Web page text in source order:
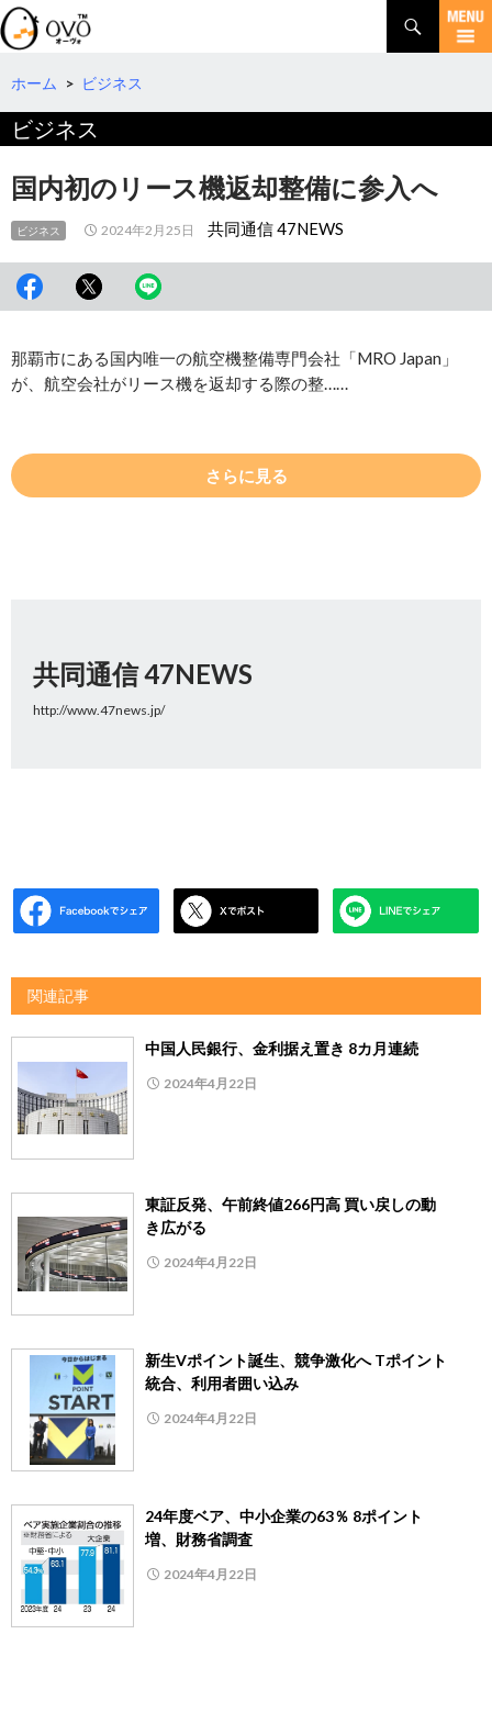
検
索
コ
テ
へ
移
動
ホーム > ビジネス
ビジネス
国内初のリース機返却整備に参入へ
ビジネス 2024年2月25日 共同通信 47NEWS
那覇市にある国内唯一の航空機整備専門会社「MRO Japan」
が、航空会社がリース機を返却する際の整……
さらに見る
共同通信 47NEWS
http://www.47news.jp/
関連記事
中国人民銀行、金利据え置き 8カ月連続
2024年4月22日
東証反発、午前終値266円高 買い戻しの動
き広がる
2024年4月22日
新生Vポイント誕生、競争激化へ Tポイント
統合、利用者囲い込み
2024年4月22日
24年度ベア、中小企業の63％ 8ポイント
増、財務省調査
2024年4月22日